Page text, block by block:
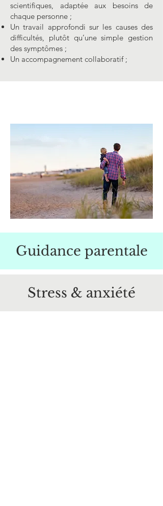
scientifiques, adaptée aux besoins de
chaque personne ;
Un travail approfondi sur les causes des
difficultés, plutôt qu’une simple gestion
des symptômes ;
Un accompagnement collaboratif ;
Guidance parentale
Stress & anxiété